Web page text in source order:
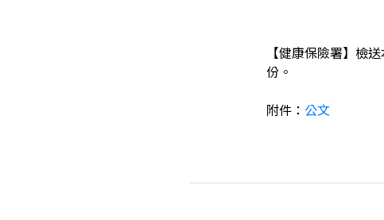
【健康保險署】檢
份。
附件： 公文